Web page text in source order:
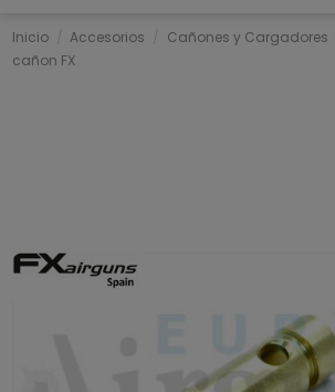
Inicio Accesorios Cañones y Cargadores
cañon FX